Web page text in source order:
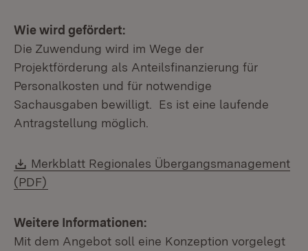
Wie wird gefördert:
Die Zuwendung wird im Wege der
Projektförderung als Anteilsfinanzierung für
Personalkosten und für notwendige
Sachausgaben bewilligt. Es ist eine laufende
Antragstellung möglich.
Download:
Merkblatt Regionales Übergangsmanagement
(PDF)
Weitere Informationen:
Mit dem Angebot soll eine Konzeption vorgelegt